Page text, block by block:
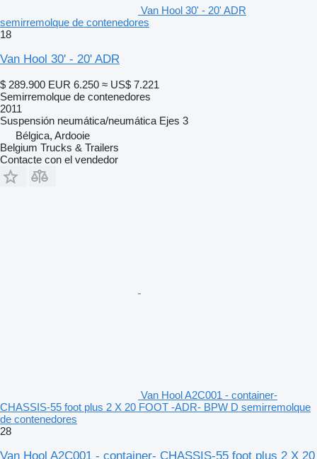
Van Hool 30' - 20' ADR
semirremolque de contenedores
18
Van Hool 30' - 20' ADR
$ 289.900 EUR 6.250 ≈ US$ 7.221
Semirremolque de contenedores
2011
Suspensión neumática/neumática Ejes 3
Bélgica, Ardooie
Belgium Trucks & Trailers
Contacte con el vendedor
Van Hool A2C001 - container-
CHASSIS-55 foot plus 2 X 20 FOOT -ADR- BPW D semirremolque
de contenedores
28
Van Hool A2C001 - container- CHASSIS-55 foot plus 2 X 20